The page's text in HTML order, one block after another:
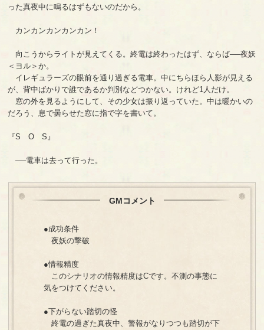
った真夜中に鳴るはずもないのだから。
カンカンカンカンカン！
向こうからライトが見えてくる。終電は終わったはず、ならば──夜妖
＜ヨル＞か。
イレギュラーズの眼前を通り過ぎる電車。中にちらほら人影が見える
が、背中ばかりで誰であるか判別などつかない。けれど1人だけ。
窓の外を見るようにして、その少女は振り返っていた。中は暖かいの
だろう、息で曇らせた窓に指で字を書いて。
『S O S』
──電車は去って行った。
GMコメント
●成功条件
夜妖の撃破
●情報精度
このシナリオの情報精度はCです。不測の事態に
気をつけてください。
●下がらない踏切の怪
終電の過ぎた真夜中、警報がなりつつも踏切が下